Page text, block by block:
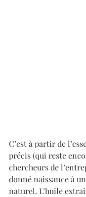
C’est à partir de
précis (qui reste
chercheurs de
donné naissance à
naturel. L’huile